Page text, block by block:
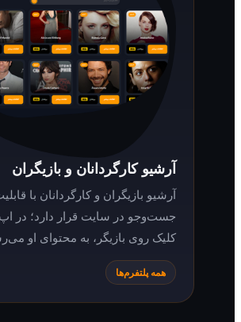
آرشیو کارگردانان و بازیگران
آرشیو بازیگران و کارگردانان با قابلیت
جست‌وجو در سایت قرار دارد؛ در اپ نیز با
کلیک روی بازیگر، به محتوای او می‌رسید.
همه پلتفرم‌ها